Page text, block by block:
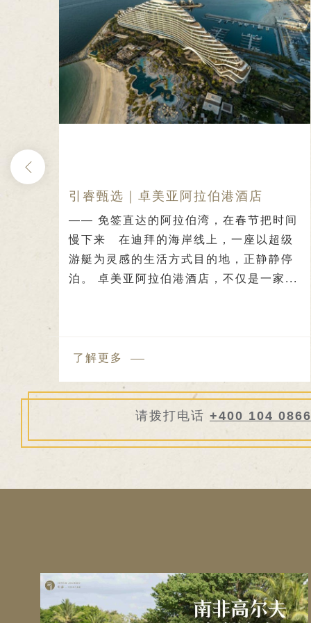
引睿甄选｜卓美亚阿拉伯港酒店
—— 免签直达的阿拉伯湾，在春节把时间
慢下来 在迪拜的海岸线上，一座以超级
游艇为灵感的生活方式目的地，正静静停
泊。 卓美亚阿拉伯港酒店，不仅是一家...
了解更多
请拨打电话 +400 104 0866